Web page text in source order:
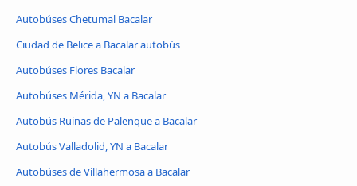
Autobúses Chetumal Bacalar
Ciudad de Belice a Bacalar autobús
Autobúses Flores Bacalar
Autobúses Mérida, YN a Bacalar
Autobús Ruinas de Palenque a Bacalar
Autobús Valladolid, YN a Bacalar
Autobúses de Villahermosa a Bacalar